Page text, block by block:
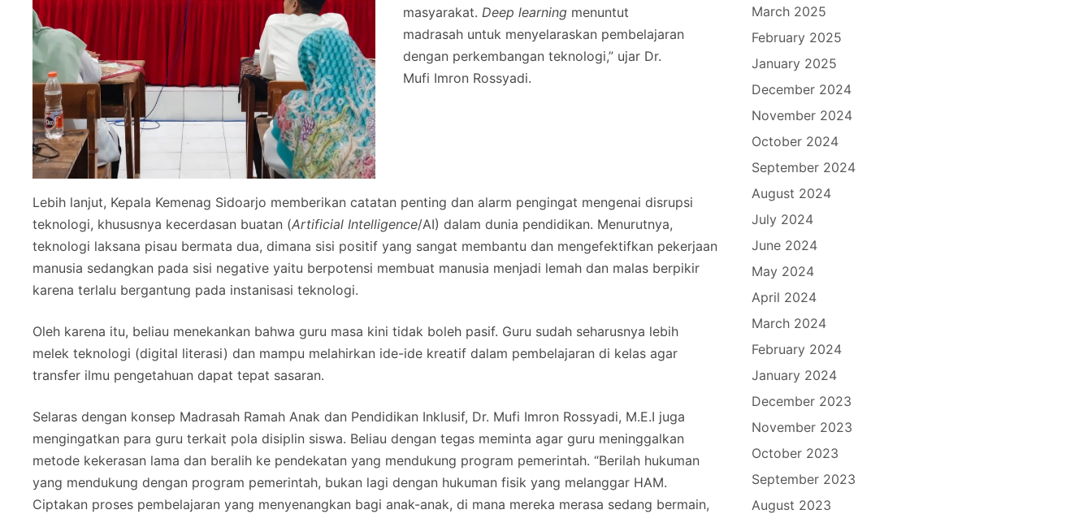
masyarakat.Deep learning menuntut
madrasah untuk menyelaraskan pembelajaran
dengan perkembangan teknologi,” ujar Dr.
Mufi Imron Rossyadi.
Lebih lanjut, Kepala Kemenag Sidoarjo memberikan catatan penting dan alarm pengingat mengenai disrupsi
teknologi, khususnya kecerdasan buatan (Artificial Intelligence/AI) dalam dunia pendidikan. Menurutnya,
teknologi laksana pisau bermata dua, dimana sisi positif yang sangat membantu dan mengefektifkan pekerjaan
manusia sedangkan pada sisi negative yaitu berpotensi membuat manusia menjadi lemah dan malas berpikir
karena terlalu bergantung pada instanisasi teknologi.
Oleh karena itu, beliau menekankan bahwa guru masa kini tidak boleh pasif. Guru sudah seharusnya lebih
melek teknologi (digital literasi) dan mampu melahirkan ide-ide kreatif dalam pembelajaran di kelas agar
transfer ilmu pengetahuan dapat tepat sasaran.
Selaras dengan konsep Madrasah Ramah Anak dan Pendidikan Inklusif, Dr. Mufi Imron Rossyadi, M.E.I juga
mengingatkan para guru terkait pola disiplin siswa. Beliau dengan tegas meminta agar guru meninggalkan
metode kekerasan lama dan beralih ke pendekatan yang mendukung program pemerintah. “Berilah hukuman
yang mendukung dengan program pemerintah, bukan lagi dengan hukuman fisik yang melanggar HAM.
Ciptakan proses pembelajaran yang menyenangkan bagi anak-anak, di mana mereka merasa sedang bermain,
March 2025
February 2025
January 2025
December 2024
November 2024
October 2024
September 2024
August 2024
July 2024
June 2024
May 2024
April 2024
March 2024
February 2024
January 2024
December 2023
November 2023
October 2023
September 2023
August 2023